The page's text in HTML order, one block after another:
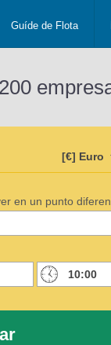
Guíde de Flota
en un punto